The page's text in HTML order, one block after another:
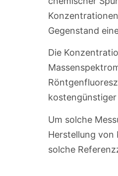
Gegenstand
Die
Um solche
Herstellung von
solche